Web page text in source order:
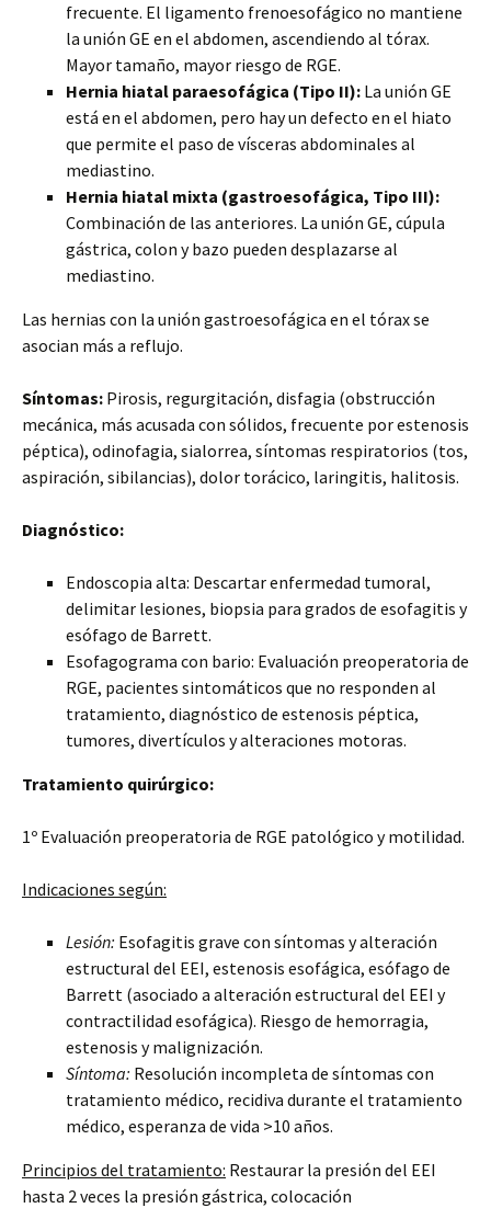
frecuente. El ligamento frenoesofágico no mantiene
la unión GE en el abdomen, ascendiendo al tórax.
Mayor tamaño, mayor riesgo de RGE.
Hernia hiatal paraesofágica (Tipo II): La unión GE
está en el abdomen, pero hay un defecto en el hiato
que permite el paso de vísceras abdominales al
mediastino.
Hernia hiatal mixta (gastroesofágica, Tipo III):
Combinación de las anteriores. La unión GE, cúpula
gástrica, colon y bazo pueden desplazarse al
mediastino.
Las hernias con la unión gastroesofágica en el tórax se
asocian más a reflujo.
Síntomas: Pirosis, regurgitación, disfagia (obstrucción
mecánica, más acusada con sólidos, frecuente por estenosis
péptica), odinofagia, sialorrea, síntomas respiratorios (tos,
aspiración, sibilancias), dolor torácico, laringitis, halitosis.
Diagnóstico:
Endoscopia alta: Descartar enfermedad tumoral,
delimitar lesiones, biopsia para grados de esofagitis y
esófago de Barrett.
Esofagograma con bario: Evaluación preoperatoria de
RGE, pacientes sintomáticos que no responden al
tratamiento, diagnóstico de estenosis péptica,
tumores, divertículos y alteraciones motoras.
Tratamiento quirúrgico:
1º Evaluación preoperatoria de RGE patológico y motilidad.
Indicaciones según:
Lesión: Esofagitis grave con síntomas y alteración
estructural del EEI, estenosis esofágica, esófago de
Barrett (asociado a alteración estructural del EEI y
contractilidad esofágica). Riesgo de hemorragia,
estenosis y malignización.
Síntoma: Resolución incompleta de síntomas con
tratamiento médico, recidiva durante el tratamiento
médico, esperanza de vida >10 años.
Principios del tratamiento: Restaurar la presión del EEI
hasta 2 veces la presión gástrica, colocación